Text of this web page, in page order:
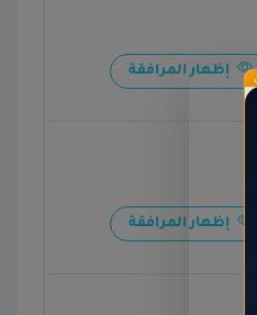
إظهار المرافقة
إظهار المرافقة